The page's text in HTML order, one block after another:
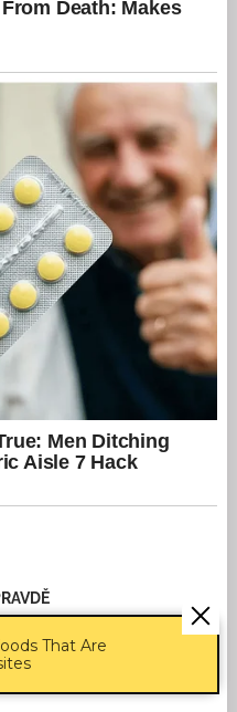
„společnost“ (v níž má
dál tím míň) ubírá
That Are